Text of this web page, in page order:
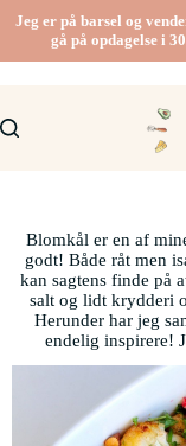
Jeg er på barsel og
gå på opdagelse i
Blomkål er en af
godt! Både råt men
kan sagtens finde på
salt og lidt krydderi
Herunder har jeg
endelig inspirere!